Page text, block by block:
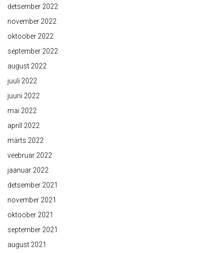
detsember 2022
november 2022
oktoober 2022
september 2022
august 2022
juuli 2022
juuni 2022
mai 2022
aprill 2022
märts 2022
veebruar 2022
jaanuar 2022
detsember 2021
november 2021
oktoober 2021
september 2021
august 2021